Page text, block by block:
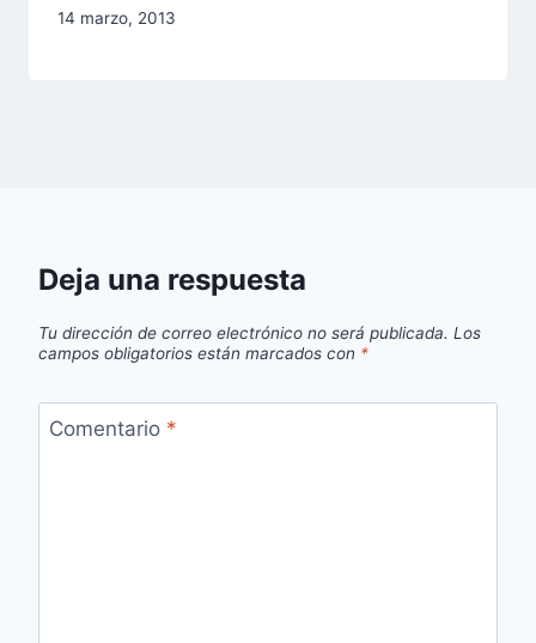
14 marzo, 2013
Deja una respuesta
Tu dirección de correo electrónico no será publicada. Los
campos obligatorios están marcados con *
Comentario *